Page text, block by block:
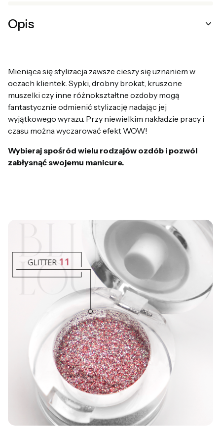
Opis
Mieniąca się stylizacja zawsze cieszy się uznaniem w
oczach klientek. Sypki, drobny brokat, kruszone
muszelki czy inne różnokształtne ozdoby mogą
fantastycznie odmienić stylizację nadając jej
wyjątkowego wyrazu. Przy niewielkim nakładzie pracy i
czasu można wyczarować efekt WOW!
Wybieraj spośród wielu rodzajów ozdób i pozwól
zabłysnąć swojemu manicure.